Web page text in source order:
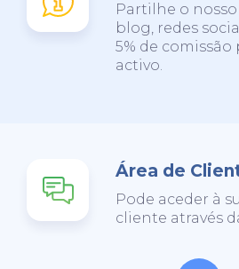
Partilhe o
blog, redes
5% de
activo.
Área de
Pode aceder à
cliente através